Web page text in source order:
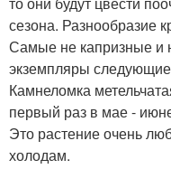
сезона. Разнообразие
Самые не капризные и
экземпляры
Камнеломка
первый раз в мае -
Это растение очень
холодам.